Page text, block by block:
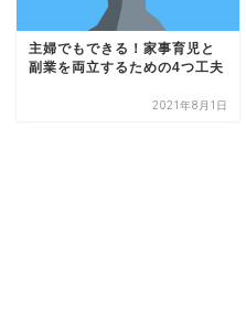
主婦でもできる！家事育児と
副業を両立するための4つ工夫
2021年8月1日